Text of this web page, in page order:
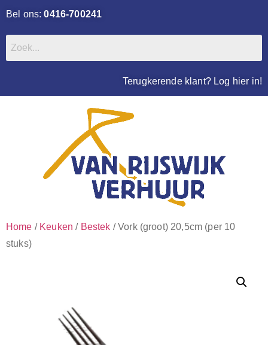
Bel ons:0416-700241
Terugkerende klant? Log hier in!
Home / Keuken / Bestek / Vork (groot) 20,5cm (per 10
stuks)